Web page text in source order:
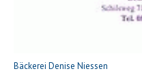
Bäckerei Denise Niessen